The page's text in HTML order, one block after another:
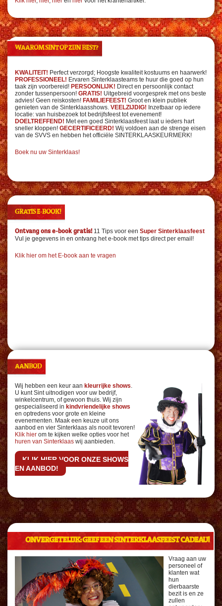
WAAROM SINT OP ZIJN BEST?
KWALITEIT! Perfect verzorgd; Hoogste kwaliteit kostuums en haarwerk!
PROFESSIONEEL! Ervaren Sinterklaasteams te huur die goed op hun
taak zijn voorbereid! PERSOONLIJK! Direct en persoonlijk contact
zonder tussenpersoon! GRATIS! Uitgebreid voorgesprek met ons beste
advies! Geen reiskosten! FAMILIEFEEST! Groot en klein publiek
genieten van de Sinterklaasshows. VEELZIJDIG! Inzetbaar op iedere
locatie: van huisbezoek tot bedrijfsfeest tot evenement!
DOELTREFFEND! Met een goed Sinterklaasfeest laat u ieders hart
sneller kloppen! GECERTIFICEERD! Wij voldoen aan de strenge eisen
van de SVVS en hebben het officiële SINTERKLAASKEURMERK!
Boek nu uw Sinterklaas!
GRATIS E-BOOK!
Ontvang ons e-book gratis! 11 Tips voor een Super Sinterklaasfeest
Vul je gegevens in en ontvang het e-book met tips direct per email!
Klik hier om het E-book aan te vragen
AANBOD
Wij hebben een keur aan kleurrijke shows
U kunt Sint uitnodigen voor uw bedrijf,
winkelcentrum, of gewoon thuis. Wij zijn
gespecialiseerd in kindvriendelijke shows
en optredens voor grote en kleine
evenementen. Maak een keuze uit ons
aanbod en vier Sinterklaas als nooit tevoren!
Klik hier om te kijken welke opties voor het
huren van Sinterklaas wij aanbieden.
KLIK HIER VOOR ONZE SHOWS
EN AANBOD!
ONVERGETELIJK: GEEF EEN SINTERKLAASFEEST CADEAU!
Vraag aan uw
personeel of
klanten wat
hun
dierbaarste
bezit is en ze
zullen